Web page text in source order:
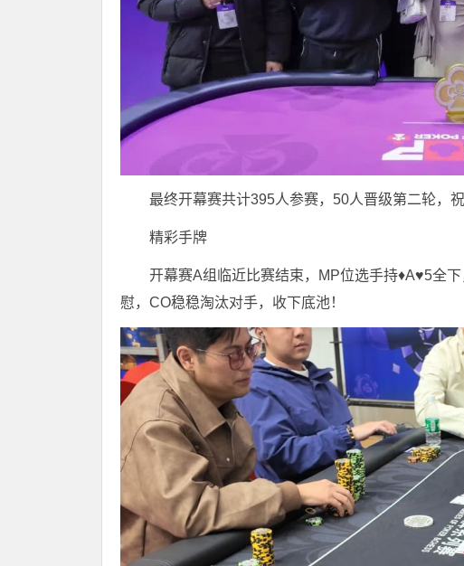
最终开幕赛共计395人参赛，50人晋级第二轮，
精彩手牌
开幕赛A组临近比赛结束，MP位选手持♦️A♥️5全
慰，CO稳稳淘汰对手，收下底池！